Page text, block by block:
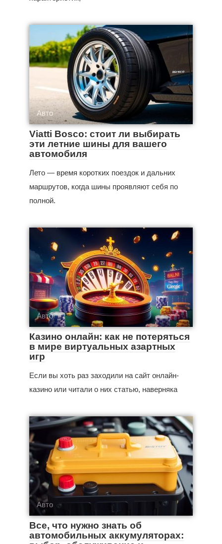
Авто
Viatti Bosco: стоит ли выбирать
эти летние шины для вашего
автомобиля
Лето — время коротких поездок и дальних
маршрутов, когда шины проявляют себя по
полной.
Авто
Казино онлайн: как не потеряться
в мире виртуальных азартных
игр
Если вы хоть раз заходили на сайт онлайн-
казино или читали о них статью, наверняка
Авто
Все, что нужно знать об
автомобильных аккумуляторах: